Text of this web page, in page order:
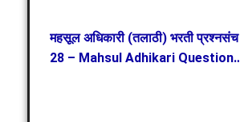
महसूल अधिकारी (तलाठी) भरती प्रश्नसंच
28 – Mahsul Adhikari Question